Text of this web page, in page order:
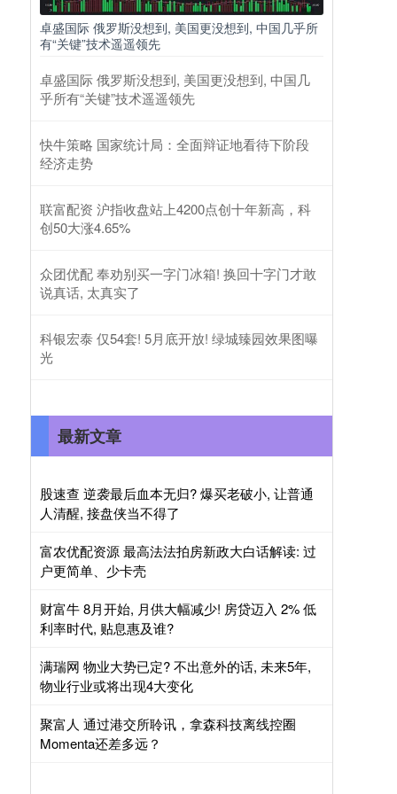
卓盛国际 俄罗斯没想到, 美国更没想到, 中国几乎所
有“关键”技术遥遥领先
卓盛国际 俄罗斯没想到, 美国更没想到, 中国几
乎所有“关键”技术遥遥领先
快牛策略 国家统计局：全面辩证地看待下阶段
经济走势
联富配资 沪指收盘站上4200点创十年新高，科
创50大涨4.65%
众团优配 奉劝别买一字门冰箱! 换回十字门才敢
说真话, 太真实了
科银宏泰 仅54套! 5月底开放! 绿城臻园效果图曝
光
最新文章
股速查 逆袭最后血本无归? 爆买老破小, 让普通
人清醒, 接盘侠当不得了
富农优配资源 最高法法拍房新政大白话解读: 过
户更简单、少卡壳
财富牛 8月开始, 月供大幅减少! 房贷迈入 2% 低
利率时代, 贴息惠及谁?
满瑞网 物业大势已定? 不出意外的话, 未来5年,
物业行业或将出现4大变化
聚富人 通过港交所聆讯，拿森科技离线控圈
Momenta还差多远？